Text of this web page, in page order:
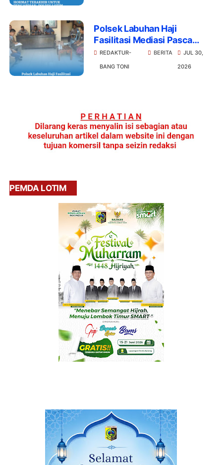
Polsek Labuhan Haji
Fasilitasi Mediasi Pasca
Dugaan Tindak Pidana
Perzinahan
REDAKTUR-
BANG TONI
BERITA
JUL 30,
2026
PEMDA LOTIM